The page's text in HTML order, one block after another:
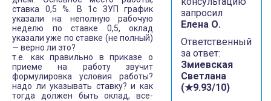
запросил
Елена О.
Ответственный
за ответ:
Змиевская
Светлана
(★9.93/10)
ставка 0,5 %. В 1с ЗУП график
указали на неполную рабочую
неделю по ставке 0,5, оклад
указали уже по ставке (не полный)
— верно ли это?
т.е. как правильно в приказе о
приеме на работу звучит
формулировка условия работы?
надо ли указывать ставку? и как
тогда должен быть оклад, все-